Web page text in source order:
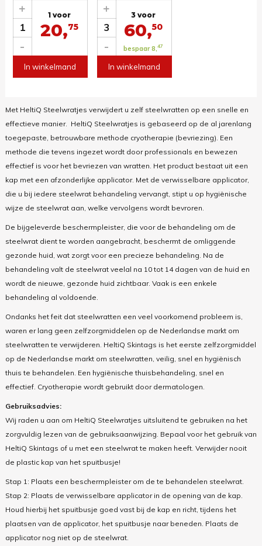
1
-
+ 1 voor
20,75
In winkelmand
3
-
+ 3 voor
60,50
bespaar 8,47
In winkelmand
Met HeltiQ Steelwratjes verwijdert u zelf steelwratten op een snelle en
effectieve manier. HeltiQ Steelwratjes is gebaseerd op de al jarenlang
toegepaste, betrouwbare methode cryotherapie (bevriezing). Een
methode die tevens ingezet wordt door professionals en bewezen
effectief is voor het bevriezen van wratten. Het product bestaat uit een
kap met een afzonderlijke applicator. Met de verwisselbare applicator,
die u bij iedere steelwrat behandeling vervangt, stipt u op hygiënische
wijze de steelwrat aan, welke vervolgens wordt bevroren.
De bijgeleverde beschermpleister, die voor de behandeling om de
steelwrat dient te worden aangebracht, beschermt de omliggende
gezonde huid, wat zorgt voor een precieze behandeling. Na de
behandeling valt de steelwrat veelal na 10 tot 14 dagen van de huid en
wordt de nieuwe, gezonde huid zichtbaar. Vaak is een enkele
behandeling al voldoende.
Ondanks het feit dat steelwratten een veel voorkomend probleem is,
waren er lang geen zelfzorgmiddelen op de Nederlandse markt om
steelwratten te verwijderen. HeltiQ Skintags is het eerste zelfzorgmiddel
op de Nederlandse markt om steelwratten, veilig, snel en hygiënisch
thuis te behandelen. Een hygiënische thuisbehandeling, snel en
effectief. Cryotherapie wordt gebruikt door dermatologen.
Gebruiksadvies:
Wij raden u aan om HeltiQ Steelwratjes uitsluitend te gebruiken na het
zorgvuldig lezen van de gebruiksaanwijzing. Bepaal voor het gebruik van
HeltiQ Skintags of u met een steelwrat te maken heeft. Verwijder nooit
de plastic kap van het spuitbusje!
Stap 1: Plaats een beschermpleister om de te behandelen steelwrat.
Stap 2: Plaats de verwisselbare applicator in de opening van de kap.
Houd hierbij het spuitbusje goed vast bij de kap en richt, tijdens het
plaatsen van de applicator, het spuitbusje naar beneden. Plaats de
applicator nog niet op de steelwrat.